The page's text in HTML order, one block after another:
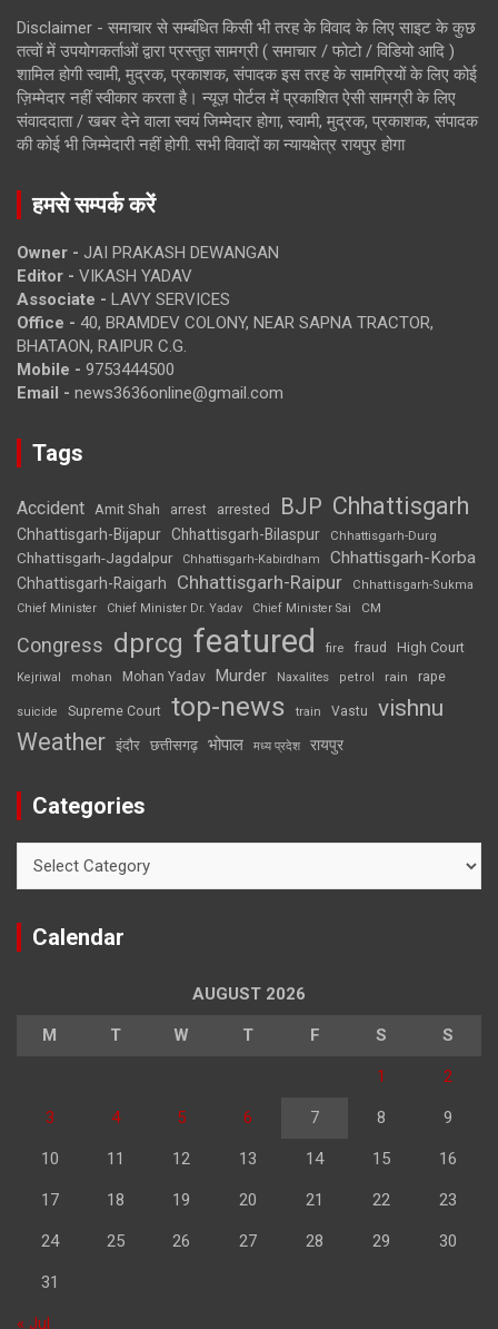
Disclaimer - समाचार से सम्बंधित किसी भी तरह के विवाद के लिए साइट के कुछ
तत्वों में उपयोगकर्ताओं द्वारा प्रस्तुत सामग्री ( समाचार / फोटो / विडियो आदि )
शामिल होगी स्वामी, मुद्रक, प्रकाशक, संपादक इस तरह के सामग्रियों के लिए कोई
ज़िम्मेदार नहीं स्वीकार करता है। न्यूज़ पोर्टल में प्रकाशित ऐसी सामग्री के लिए
संवाददाता / खबर देने वाला स्वयं जिम्मेदार होगा, स्वामी, मुद्रक, प्रकाशक, संपादक
की कोई भी जिम्मेदारी नहीं होगी. सभी विवादों का न्यायक्षेत्र रायपुर होगा
हमसे सम्पर्क करें
Owner - JAI PRAKASH DEWANGAN
Editor - VIKASH YADAV
Associate - LAVY SERVICES
Office - 40, BRAMDEV COLONY, NEAR SAPNA TRACTOR,
BHATAON, RAIPUR C.G.
Mobile - 9753444500
Email - news3636online@gmail.com
Tags
Accident Amit Shah arrest arrested BJP Chhattisgarh
Chhattisgarh-Bijapur Chhattisgarh-Bilaspur Chhattisgarh-Durg
Chhattisgarh-Jagdalpur Chhattisgarh-Kabirdham Chhattisgarh-Korba
Chhattisgarh-Raigarh Chhattisgarh-Raipur
Chhattisgarh-Sukma
Chief Minister
Chief Minister Dr. Yadav Chief Minister Sai CM
Congress dprcg featured fire fraud High Court
Kejriwal mohan Mohan Yadav Murder Naxalites petrol rain rape
suicide Supreme Court top-news train Vastu vishnu
Weather इंदौर छत्तीसगढ़ भोपाल मध्य प्रदेश रायपुर
Categories
Calendar
AUGUST 2026
M T W T F S S
1 2
3 4 5 6 7 8 9
10 11 12 13 14 15 16
17 18 19 20 21 22 23
24 25 26 27 28 29 30
31
« Jul